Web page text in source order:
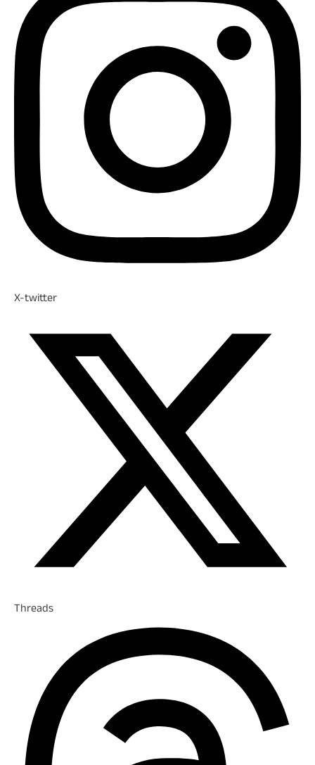
X-twitter
Threads